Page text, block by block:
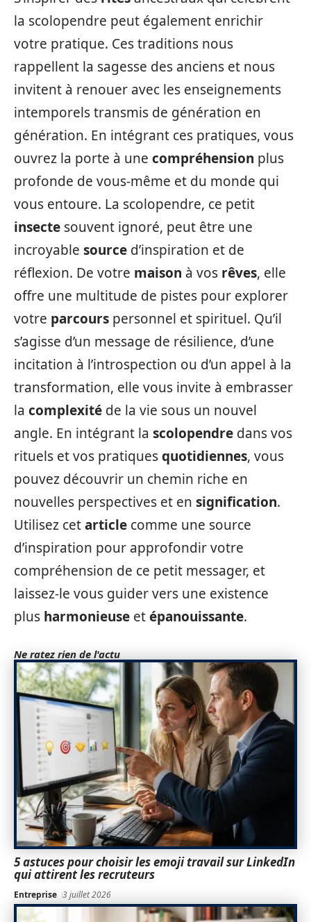
la scolopendre peut également enrichir
votre pratique. Ces traditions nous
rappellent la sagesse des anciens et nous
invitent à renouer avec les enseignements
intemporels transmis de génération en
génération. En intégrant ces pratiques, vous
ouvrez la porte à une compréhension plus
profonde de vous-même et du monde qui
vous entoure. La scolopendre, ce petit
insecte souvent ignoré, peut être une
incroyable source d’inspiration et de
réflexion. De votre maison à vos rêves, elle
offre une multitude de pistes pour explorer
votre parcours personnel et spirituel. Qu’il
s’agisse d’un message de résilience, d’une
incitation à l’introspection ou d’un appel à la
transformation, elle vous invite à embrasser
la complexité de la vie sous un nouvel
angle. En intégrant la scolopendre dans vos
rituels et vos pratiquesquotidiennes, vous
pouvez découvrir un chemin riche en
nouvelles perspectives et en signification.
Utilisez cetarticle comme une source
d’inspiration pour approfondir votre
compréhension de ce petit messager, et
laissez-le vous guider vers une existence
plus harmonieuse etépanouissante.
Ne ratez rien de l'actu
5 astuces pour choisir les emoji travail sur LinkedIn
qui attirent les recruteurs
Entreprise 3 juillet 2026